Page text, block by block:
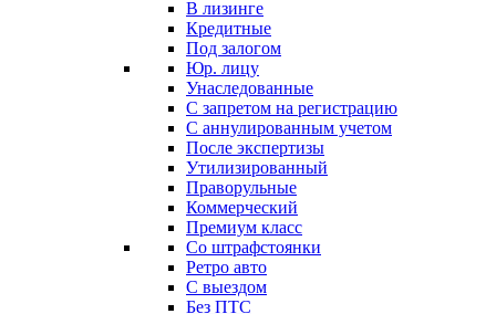
В лизинге
Кредитные
Под залогом
Юр. лицу
Унаследованные
С запретом на регистрацию
С аннулированным учетом
После экспертизы
Утилизированный
Праворульные
Коммерческий
Премиум класс
Со штрафстоянки
Ретро авто
С выездом
Без ПТС